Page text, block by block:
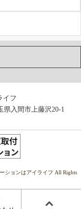
イフ
県入間市上藤沢20-1
ションはアイライフ All Rights